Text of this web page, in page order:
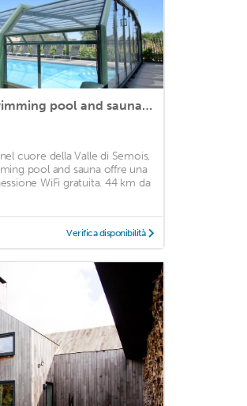
Luxury villa with swimming pool and sauna in the heart of the Semois Valley
cuore della Valle di Semois,
pool and sauna offre una
WiFi gratuita. 44 km da
Verifica disponibilità